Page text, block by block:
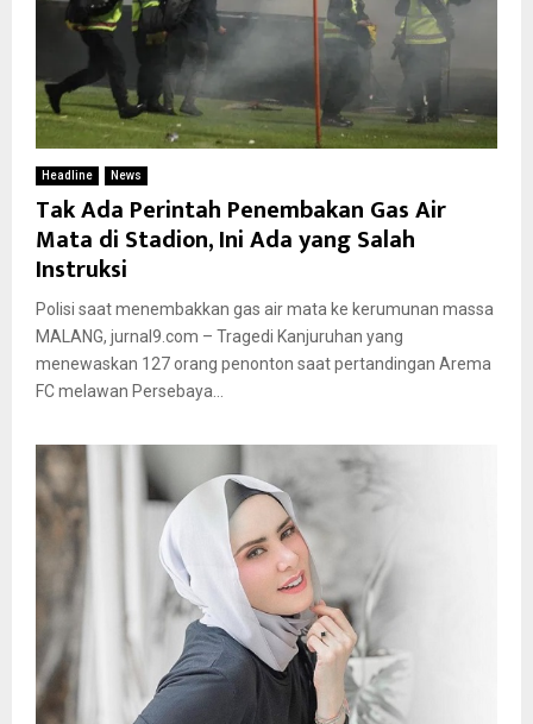
Headline News
Tak Ada Perintah Penembakan Gas Air
Mata di Stadion, Ini Ada yang Salah
Instruksi
Polisi saat menembakkan gas air mata ke kerumunan massa
MALANG, jurnal9.com – Tragedi Kanjuruhan yang
menewaskan 127 orang penonton saat pertandingan Arema
FC melawan Persebaya...